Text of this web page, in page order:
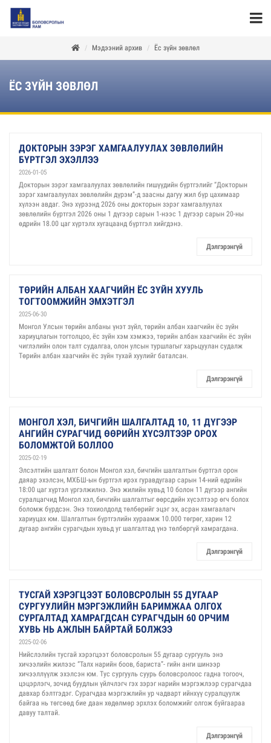
Мэдээний архив Ёс зүйн зөвлөл
ЁС ЗҮЙН ЗӨВЛӨЛ
ДОКТОРЫН ЗЭРЭГ ХАМГААЛУУЛАХ ЗӨВЛӨЛИЙН
БҮРТГЭЛ ЭХЭЛЛЭЭ
2026-01-05
Докторын зэрэг хамгаалуулах зөвлөлийн гишүүдийн бүртгэлийг “Докторын
зэрэг хамгаалуулах зөвлөлийн дүрэм”-д заасны дагуу жил бүр цахимаар
хүлээн авдаг. Энэ хүрээнд 2026 оны докторын зэрэг хамгаалуулах
зөвлөлийн бүртгэл 2026 оны 1 дүгээр сарын 1-нээс 1 дүгээр сарын 20-ны
өдрийн 18.00 цаг хүртэлх хугацаанд бүртгэл хийгдэнэ.
Дэлгэрэнгүй
ТӨРИЙН АЛБАН ХААГЧИЙН ЁС ЗҮЙН ХУУЛЬ
ТОГТООМЖИЙН ЭМХЭТГЭЛ
2025-06-30
Монгол Улсын төрийн албаны үнэт зүйл, төрийн албан хаагчийн ёс зүйн
хариуцлагын тогтолцоо, ёс зүйн хэм хэмжээ, төрийн албан хаагчийн ёс зүйн
чиглэлийн олон талт судалгаа, олон улсын туршлагыг харьцуулан судалж
Төрийн албан хаагчийн ёс зүйн тухай хуулийг баталсан.
Дэлгэрэнгүй
МОНГОЛ ХЭЛ, БИЧГИЙН ШАЛГАЛТАД 10, 11 ДҮГЭЭР
АНГИЙН СУРАГЧИД ӨӨРИЙН ХҮСЭЛТЭЭР ОРОХ
БОЛОМЖТОЙ БОЛЛОО
2025-02-19
Элсэлтийн шалгалт болон Монгол хэл, бичгийн шалгалтын бүртгэл орон
даяар эхэлсэн, МХБШ-ын бүртгэл ирэх гуравдугаар сарын 14-ний өдрийн
18:00 цаг хүртэл үргэлжилнэ. Энэ жилийн хувьд 10 болон 11 дүгээр ангийн
суралцагчид Монгол хэл, бичгийн шалгалтыг өөрсдийн хүсэлтээр өгч болох
боломж бүрдсэн. Энэ тохиолдолд төлбөрийг эцэг эх, асран хамгаалагч
хариуцах юм. Шалгалтын бүртгэлийн хураамж 10.000 төгрөг, харин 12
дугаар ангийн сурагчдын хувьд уг шалгалтад үнэ төлбөргүй хамрагдана.
Дэлгэрэнгүй
ТУСГАЙ ХЭРЭГЦЭЭТ БОЛОВСРОЛЫН 55 ДУГААР
СУРГУУЛИЙН МЭРГЭЖЛИЙН БАРИМЖАА ОЛГОХ
СУРГАЛТАД ХАМРАГДСАН СУРАГЧДЫН 60 ОРЧИМ
ХУВЬ НЬ АЖЛЫН БАЙРТАЙ БОЛЖЭЭ
2025-02-06
Нийслэлийн тусгай хэрэгцээт боловсролын 55 дугаар сургууль энэ
хичээлийн жилээс “Талх нарийн боов, бариста”- гийн анги шинээр
хичээллүүлж эхэлсэн юм. Тус сургууль суурь боловсролоос гадна тогооч,
цэцэрлэгч, зочид буудлын үйлчлэгч гэх зэрэг нарийн мэргэжлээр сурагчдаа
давхар бэлтгэдэг. Сурагчдаа мэргэжлийн ур чадварт ийнхүү суралцуулж
байгаа нь төгсөөд бие даан хөдөлмөр эрхлэх боломжийг олгож буйгаараа
давуу талтай.
Дэлгэрэнгүй